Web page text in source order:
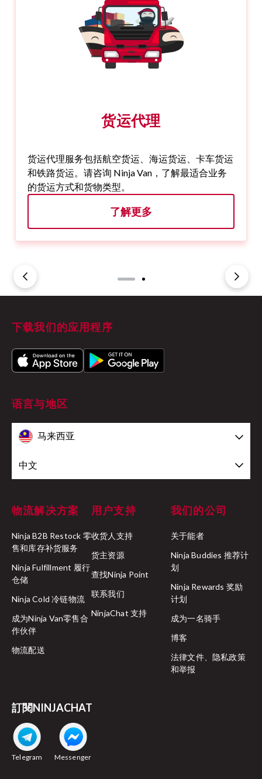
货运代理
货运代理服务包括航空货运、海运货运、卡车货运
和铁路货运。请咨询 Ninja Van，了解最适合业务
的货运方式和货物类型。
了解更多
下载我们的应用程序
语言与地区
马来西亚
中文
物流解决方案
Ninja B2B Restock 零
售和库存补货服务
Ninja Fulfillment 履行
仓储
Ninja Cold 冷链物流
成为Ninja Van零售合
作伙伴
物流配送
用户支持
收货人支持
货主资源
查找Ninja Point
联系我们
NinjaChat 支持
我们的公司
关于能者
Ninja Buddies 推荐计
划
Ninja Rewards 奖励
计划
成为一名骑手
博客
法律文件、隐私政策
和举报
訂閱NINJACHAT
Telegram Messenger